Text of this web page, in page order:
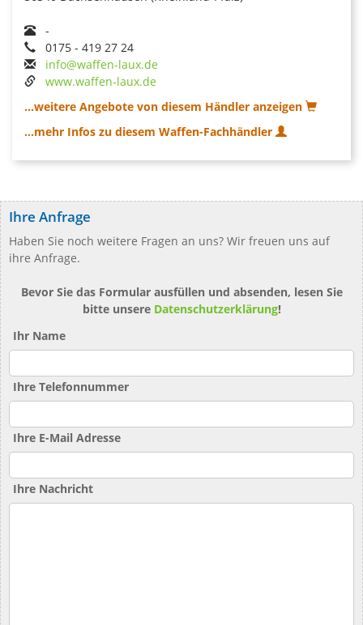
-
0175 - 419 27 24
info@waffen-laux.de
www.waffen-laux.de
...weitere Angebote von diesem Händler anzeigen
...mehr Infos zu diesem Waffen-Fachhändler
Ihre Anfrage
Haben Sie noch weitere Fragen an uns? Wir freuen uns auf
ihre Anfrage.
Bevor Sie das Formular ausfüllen und absenden, lesen Sie
bitte unsere Datenschutzerklärung!
Ihr Name
Ihre Telefonnummer
Ihre E-Mail Adresse
Ihre Nachricht